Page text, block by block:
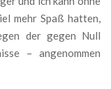
mehr Spaß hatten,
der gegen Null
– angenommen